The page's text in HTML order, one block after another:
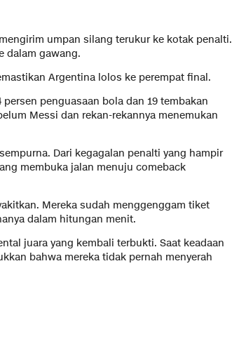
umpan silang terukur ke kotak penalti.
dalam gawang.
Argentina lolos ke perempat final.
penguasaan bola dan 19 tembakan
Messi dan rekan-rekannya menemukan
Dari kegagalan penalti yang hampir
membuka jalan menuju comeback
Mereka sudah menggenggam tiket
dalam hitungan menit.
juara yang kembali terbukti. Saat keadaan
bahwa mereka tidak pernah menyerah